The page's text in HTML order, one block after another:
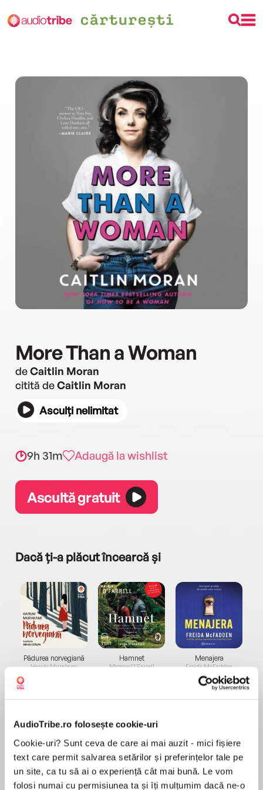
AudioTribe.ro folosește cookie-uri
Cookie-uri? Sunt ceva de care ai mai auzit - mici fișiere
text care permit salvarea setărilor și preferințelor tale pe
un site, ca tu să ai o experiență cât mai bună. Le vom
folosi numai cu permisiunea ta și îți mulțumim dacă ne-o
More Than a Woman
deCaitlin Moran
citită deCaitlin Moran
Asculți nelimitat
9h 31m Adaugă la wishlist
Ascultă gratuit
Dacă ți-a plăcut încearcă și
Pădurea norvegiană
Haruki Murakami
Elita de Argint (Elita
de...
Dani Francis
Hamnet
Maggie O'Farrell
Diavolul se îmbracă de
la...
Lauren Weisberger
Menajera
Freida McFadden
Migdală
Sohn Won-pyung